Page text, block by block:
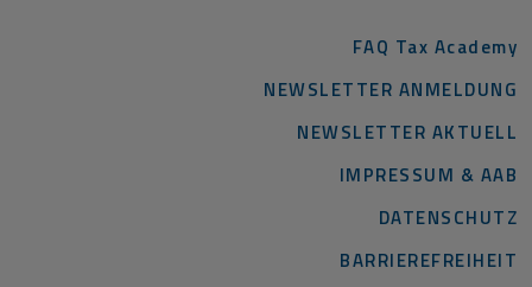
FAQ Tax Academy
NEWSLETTER ANMELDUNG
NEWSLETTER AKTUELL
IMPRESSUM & AAB
DATENSCHUTZ
BARRIEREFREIHEIT